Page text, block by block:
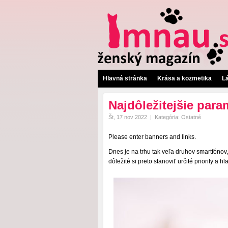
Hlavná stránka Krása a kozmetika
Najdôležitejšie
Št, 17 nov 2022 | Kategória: Ostatné
Please enter banners and links.
Dnes je na trhu tak veľa druhov
dôležité si preto stanoviť určité priority a